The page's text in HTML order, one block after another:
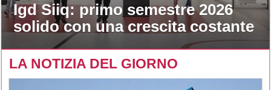
Igd Siiq: primo semestre 2026
solido con una crescita costante
LA NOTIZIA DEL GIORNO